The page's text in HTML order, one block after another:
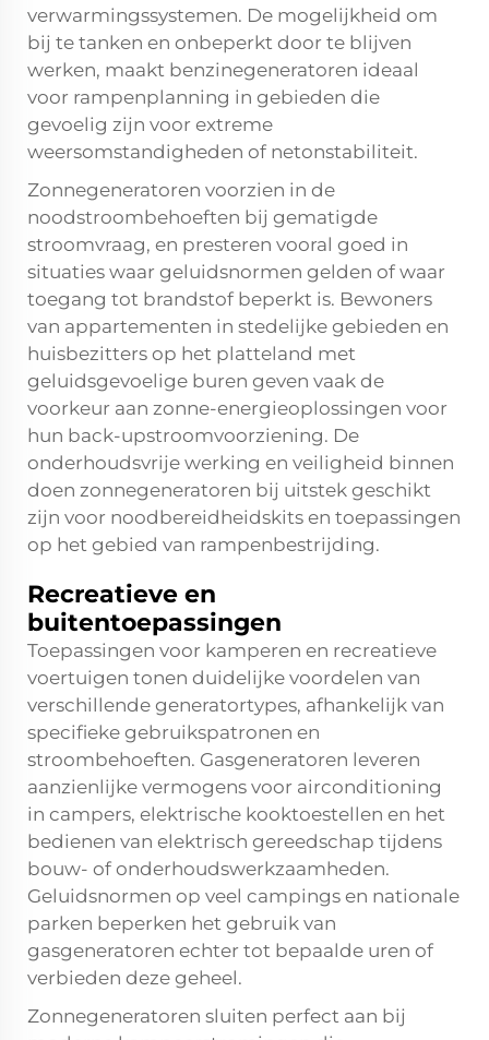
verwarmingssystemen. De mogelijkheid om
bij te tanken en onbeperkt door te blijven
werken, maakt benzinegeneratoren ideaal
voor rampenplanning in gebieden die
gevoelig zijn voor extreme
weersomstandigheden of netonstabiliteit.
Zonnegeneratoren voorzien in de
noodstroombehoeften bij gematigde
stroomvraag, en presteren vooral goed in
situaties waar geluidsnormen gelden of waar
toegang tot brandstof beperkt is. Bewoners
van appartementen in stedelijke gebieden en
huisbezitters op het platteland met
geluidsgevoelige buren geven vaak de
voorkeur aan zonne-energieoplossingen voor
hun back-upstroomvoorziening. De
onderhoudsvrije werking en veiligheid binnen
doen zonnegeneratoren bij uitstek geschikt
zijn voor noodbereidheidskits en toepassingen
op het gebied van rampenbestrijding.
Recreatieve en
buitentoepassingen
Toepassingen voor kamperen en recreatieve
voertuigen tonen duidelijke voordelen van
verschillende generatortypes, afhankelijk van
specifieke gebruikspatronen en
stroombehoeften. Gasgeneratoren leveren
aanzienlijke vermogens voor airconditioning
in campers, elektrische kooktoestellen en het
bedienen van elektrisch gereedschap tijdens
bouw- of onderhoudswerkzaamheden.
Geluidsnormen op veel campings en nationale
parken beperken het gebruik van
gasgeneratoren echter tot bepaalde uren of
verbieden deze geheel.
Zonnegeneratoren sluiten perfect aan bij